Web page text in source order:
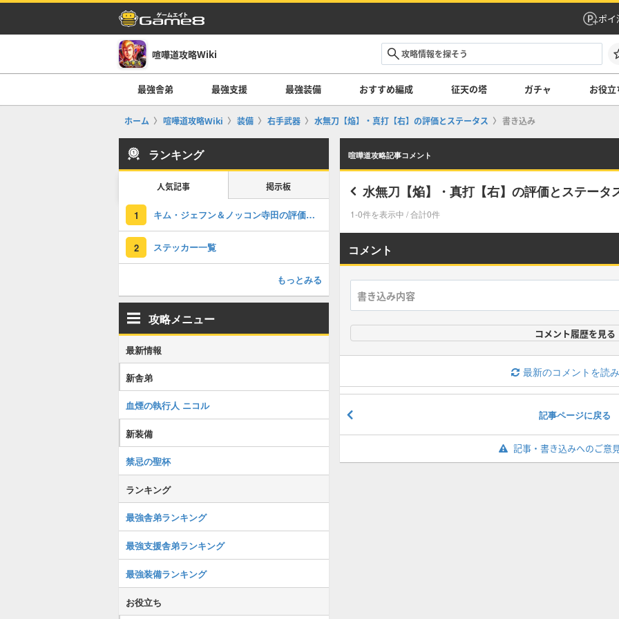
ポイ
喧嘩道攻略Wiki
最強舎弟 最強支援 最強装備 おすすめ編成 征天の塔 ガチャ お役立
ホーム 喧嘩道攻略Wiki 装備 右手武器 水無刀【焔】・真打【右】の評価とステータス 書き込み
喧嘩道攻略記事コメント
水無刀【焔】・真打【右】の評価とステータ
1-0件を表示中 / 合計0件
コメント
コメント履歴を見る
最新のコメントを読
記事ページに戻る
記事・書き込みへのご意
ランキング
人気記事 掲示板
1 キム・ジェフン＆ノッコン寺田の評価とステータス
2 ステッカー一覧
もっとみる
攻略メニュー
最新情報
新舎弟
血煙の執行人 ニコル
新装備
禁忌の聖杯
ランキング
最強舎弟ランキング
最強支援舎弟ランキング
最強装備ランキング
お役立ち